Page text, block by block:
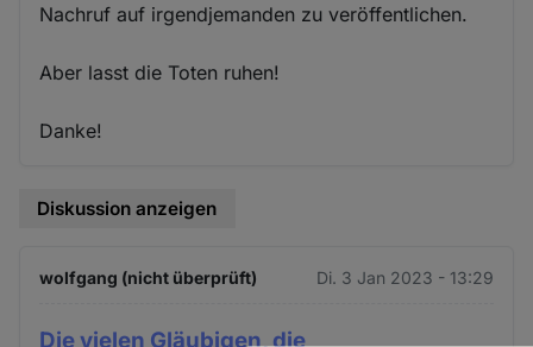
Nachruf auf irgendjemanden zu veröffentlichen.
Aber lasst die Toten ruhen!
Danke!
Diskussion anzeigen
wolfgang (nicht überprüft) Di. 3 Jan 2023 - 13:29
Die vielen Gläubigen, die